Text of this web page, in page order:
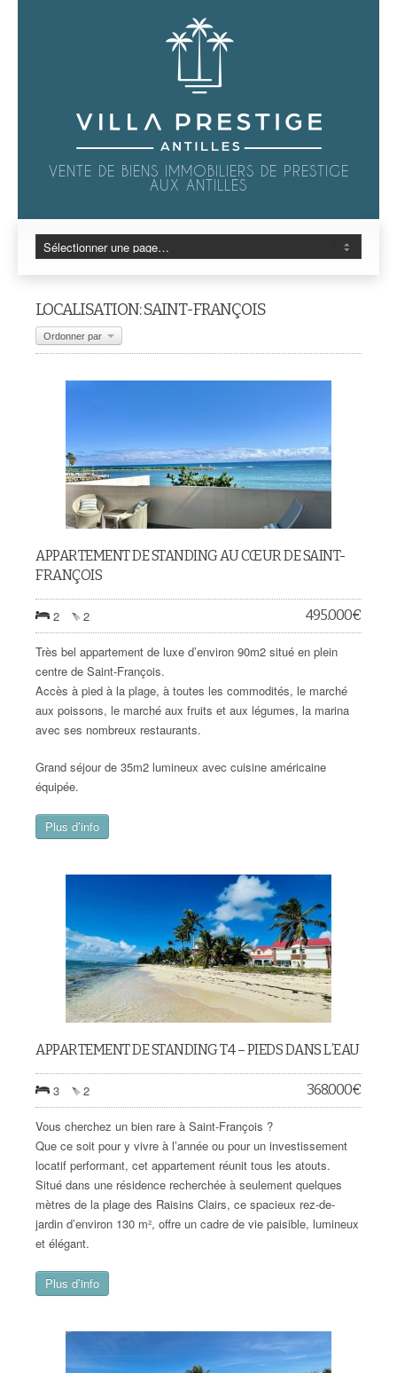
VENTE DE BIENS IMMOBILIERS DE PRESTIGE
AUX ANTILLES
LOCALISATION: SAINT-FRANÇOIS
Ordonner par
APPARTEMENT DE STANDING AU CŒUR DE SAINT-
FRANÇOIS
2 2 495.000€
Très bel appartement de luxe d’environ 90m2 situé en plein
centre de Saint-François.
Accès à pied à la plage, à toutes les commodités, le marché
aux poissons, le marché aux fruits et aux légumes, la marina
avec ses nombreux restaurants.
Grand séjour de 35m2 lumineux avec cuisine américaine
équipée.
Plus d’info
APPARTEMENT DE STANDING T4 – PIEDS DANS L’EAU
3 2 368.000€
Vous cherchez un bien rare à Saint-François ?
Que ce soit pour y vivre à l’année ou pour un investissement
locatif performant, cet appartement réunit tous les atouts.
Situé dans une résidence recherchée à seulement quelques
mètres de la plage des Raisins Clairs, ce spacieux rez-de-
jardin d’environ 130 m², offre un cadre de vie paisible, lumineux
et élégant.
Plus d’info